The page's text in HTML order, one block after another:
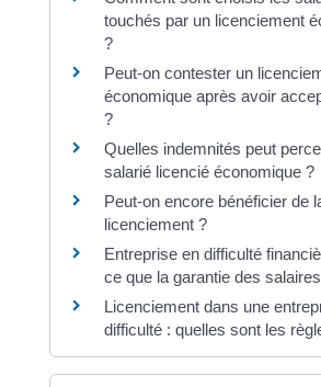
touchés par un licenciement
?
Peut-on contester un
économique après avoir
?
Quelles indemnités peut
salarié licencié économique ?
Peut-on encore bénéficier de
licenciement ?
Entreprise en difficulté
ce que la garantie des
Licenciement dans une
difficulté : quelles sont les